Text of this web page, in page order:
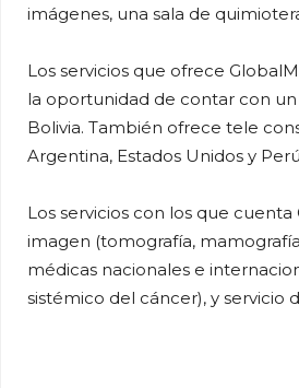
imágenes, una sala de
Los servicios que ofrece
la oportunidad de contar con
Bolivia. También ofrece tele
Argentina, Estados Unidos y
Los servicios con los que
imagen (tomografía,
médicas nacionales e
sistémico del cáncer), y servicio